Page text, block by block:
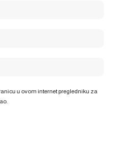
u ovom internet pregledniku za